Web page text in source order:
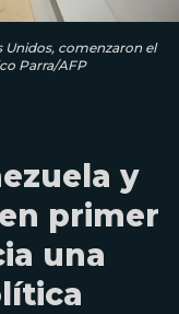
Unidos, comenzaron el
Parra/AFP
y
primer
una